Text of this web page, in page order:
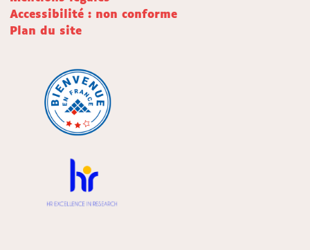
Accessibilité : non conforme
Plan du site